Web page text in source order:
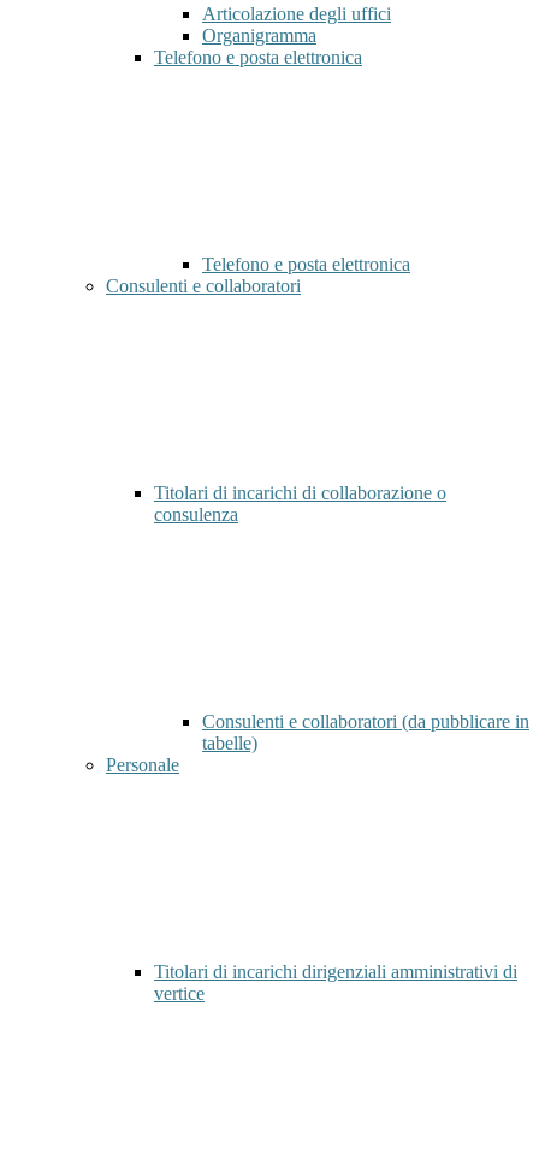
Articolazione degli uffici
Organigramma
Telefono e posta elettronica
Telefono e posta elettronica
Consulenti e collaboratori
Titolari di incarichi di collaborazione o
consulenza
Consulenti e collaboratori (da pubblicare in
tabelle)
Personale
Titolari di incarichi dirigenziali amministrativi di
vertice